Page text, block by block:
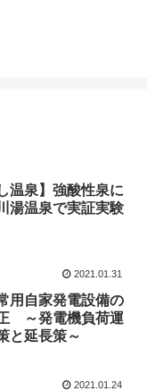
温泉】強酸性泉に
温泉で実証実験
2021.01.31
用自家発電設備の
～発電機負荷運
と延長策～
2021.01.24